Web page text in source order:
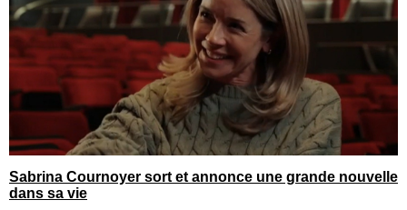
Sabrina Cournoyer sort et annonce une grande nouvelle
dans sa vie